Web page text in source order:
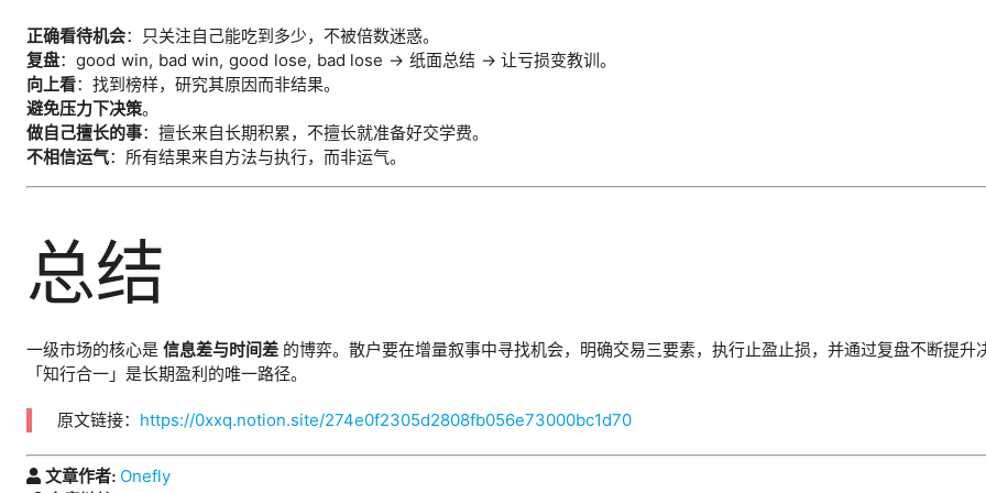
正确看待机会：只关注自己能吃到多少，不被倍数迷惑。
复盘：good win, bad win, good lose, bad lose → 纸面总结 → 让亏损变教训。
向上看：找到榜样，研究其原因而非结果。
避免压力下决策。
做自己擅长的事：擅长来自长期积累，不擅长就准备好交学费。
不相信运气：所有结果来自方法与执行，而非运气。
总结
一级市场的核心是 信息差与时间差 的博弈。散户要在增量叙事中寻找机会，明确交易三要素，执行止盈止损，并通过复盘不断提升
「知行合一」是长期盈利的唯一路径。
原文链接： https://0xxq.notion.site/274e0f2305d2808fb056e73000bc1d70
文章作者: Onefly